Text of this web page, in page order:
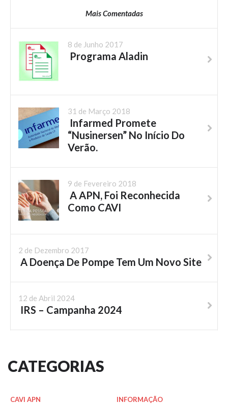
Mais Comentadas
8 de Junho 2017
Programa Aladin
31 de Março 2018
Infarmed Promete
“Nusinersen” No Início Do
Verão.
9 de Fevereiro 2018
A APN, Foi Reconhecida
Como CAVI
2 de Dezembro 2017
A Doença De Pompe Tem Um Novo Site
12 de Abril 2024
IRS – Campanha 2024
CATEGORIAS
CAVI APN
INFORMAÇÃO